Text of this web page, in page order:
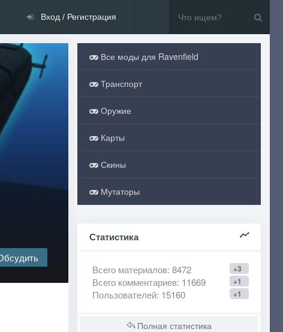
Вход / Регистрация
Все моды для Ravenfield
Транспорт
Оружие
Карты
Скины
Мутаторы
Статистика
+3
Всего материалов: 8472
+1
Всего комментариев: 11669
+1
Пользователей: 15160
Полная статистика